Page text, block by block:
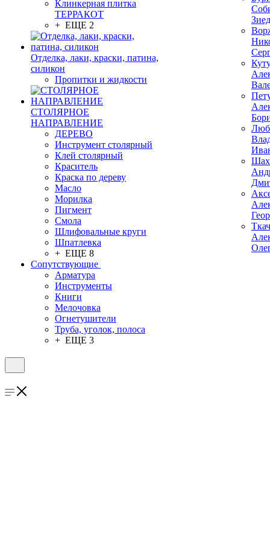
Клинкерная плитка
ТЕРРАКОТ
+ ЕЩЕ 2
Отделка, лаки, краски, патина,
силикон
Пропитки и жидкости
СТОЛЯРНОЕ
НАПРАВЛЕНИЕ
ДЕРЕВО
Инструмент столярный
Клей столярный
Краситель
Краска по дереву
Масло
Морилка
Пигмент
Смола
Шлифовальные круги
Шпатлевка
+ ЕЩЕ 8
Сопутствующие
Арматура
Инструменты
Книги
Мелочовка
Огнетушители
Труба, уголок, полоса
+ ЕЩЕ 3